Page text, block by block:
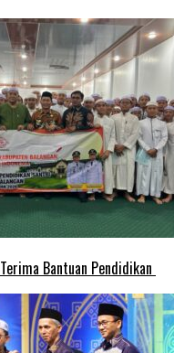
Bantuan Pendidikan